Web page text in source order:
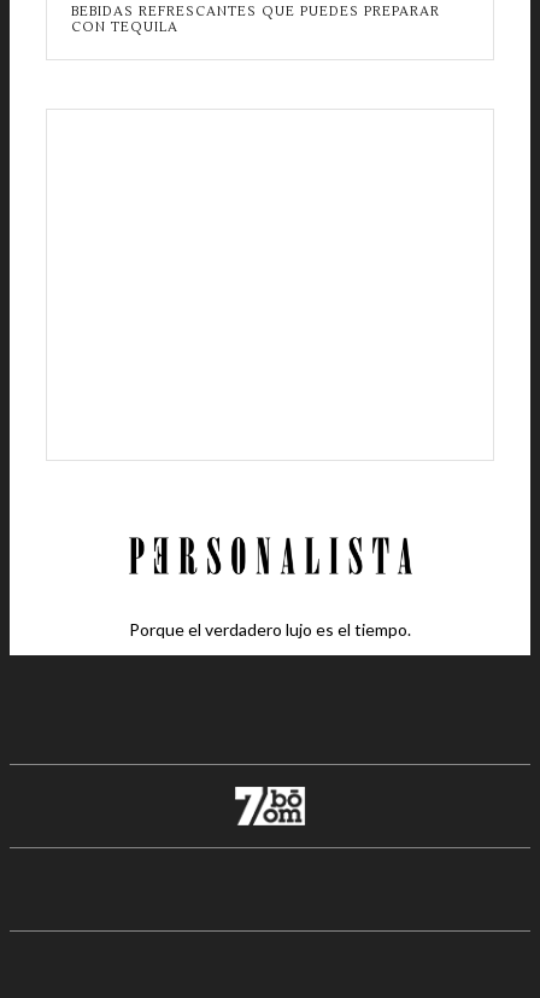
BEBIDAS REFRESCANTES QUE PUEDES PREPARAR
CON TEQUILA
Porque el verdadero lujo es el tiempo.